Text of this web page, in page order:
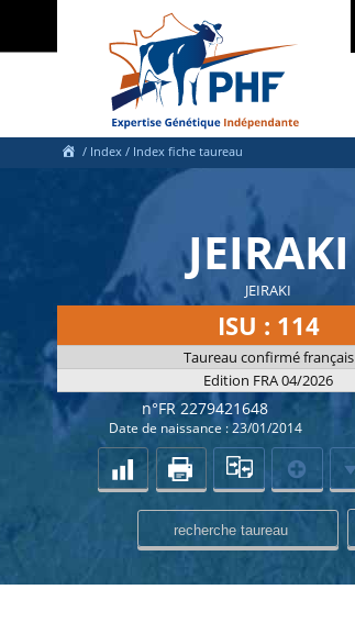
/ Index / Index fiche taureau
JEIRAKI
JEIRAKI
ISU : 114
Taureau confirmé français
Edition FRA 04/2026
n°FR 2279421648
Date de naissance : 23/01/2014